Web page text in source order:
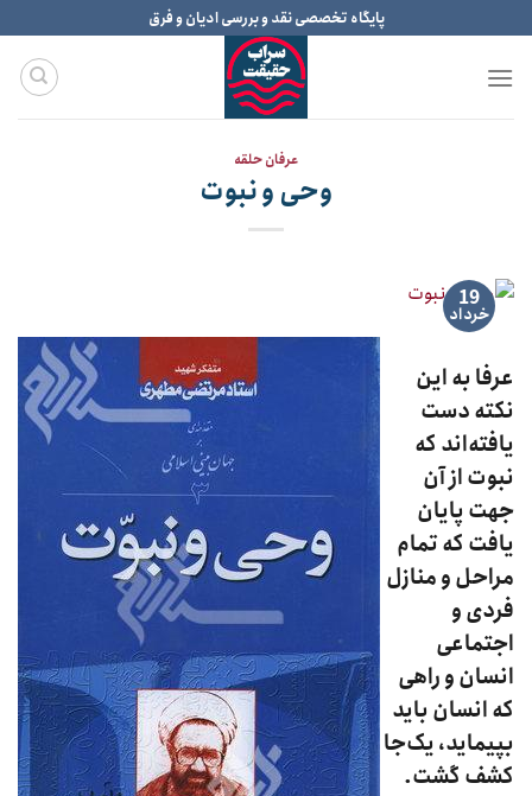
to
content
پایگاه تخصصی نقد و بررسی ادیان و فرق
عرفان حلقه
وحی و نبوت
19
خرداد
عرفا به این
نکته دست
یافته‌اند که
نبوت از آن
جهت پایان
یافت که تمام
مراحل و منازل
فردی و
اجتماعی
انسان و راهی
که انسان باید
بپیماید، یک‌جا
کشف گشت.